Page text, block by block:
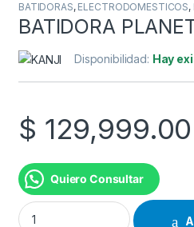
BATIDORAS, ELECTRODOMESTICOS,
BATIDORA
Disponibilidad: Hay
$ 129,999.00
Quiero Consultar
BATIDORA PLANETARIA KJH-